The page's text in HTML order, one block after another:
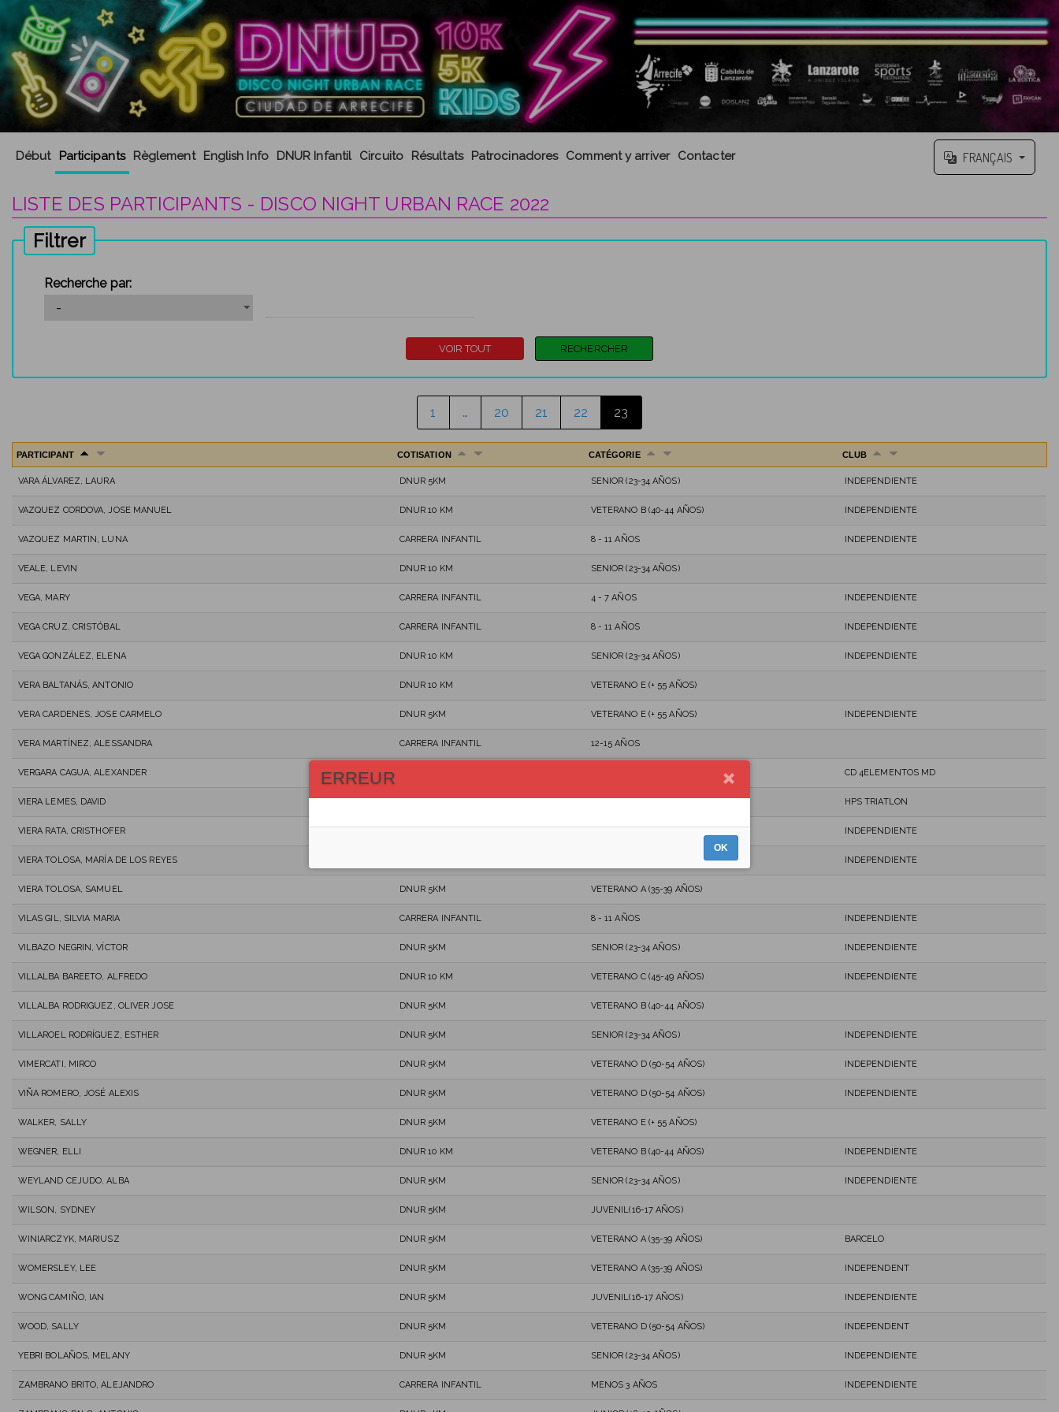
Début Participants Règlement English Info DNUR Infantil Circuito Résultats Patrocinadores Comment y arriver Contacter FRANÇAIS
LISTE DES PARTICIPANTS - DISCO NIGHT URBAN RACE 2022
Filtrer
Recherche par:
1 … 20 21 22 23
PARTICIPANT COTISATION CATÉGORIE CLUB
VARA ÁLVAREZ, LAURA DNUR 5KM SENIOR (23-34 AÑOS) INDEPENDIENTE
VAZQUEZ CORDOVA, JOSE MANUEL DNUR 10 KM VETERANO B (40-44 AÑOS) INDEPENDIENTE
VAZQUEZ MARTIN, LUNA CARRERA INFANTIL 8 - 11 AÑOS INDEPENDIENTE
VEALE, LEVIN DNUR 10 KM SENIOR (23-34 AÑOS)
VEGA, MARY CARRERA INFANTIL 4 - 7 AÑOS INDEPENDIENTE
VEGA CRUZ, CRISTÓBAL CARRERA INFANTIL 8 - 11 AÑOS INDEPENDIENTE
VEGA GONZÁLEZ, ELENA DNUR 10 KM SENIOR (23-34 AÑOS) INDEPENDIENTE
VERA BALTANÁS, ANTONIO DNUR 10 KM VETERANO E (+ 55 AÑOS)
VERA CARDENES, JOSE CARMELO DNUR 5KM VETERANO E (+ 55 AÑOS) INDEPENDIENTE
VERA MARTÍNEZ, ALESSANDRA CARRERA INFANTIL 12-15 AÑOS
VERGARA CAGUA, ALEXANDER CD 4ELEMENTOS MD
VIERA LEMES, DAVID DNUR 10 KM SENIOR (23-34 AÑOS) HPS TRIATLON
VIERA RATA, CRISTHOFER DNUR 5KM VETERANO A (35-39 AÑOS) INDEPENDIENTE
VIERA TOLOSA, MARÍA DE LOS REYES VETERANO D (50-54 AÑOS) INDEPENDIENTE
VIERA TOLOSA, SAMUEL DNUR 5KM VETERANO A (35-39 AÑOS)
VILAS GIL, SILVIA MARIA CARRERA INFANTIL 8 - 11 AÑOS INDEPENDIENTE
VILBAZO NEGRIN, VÍCTOR DNUR 5KM SENIOR (23-34 AÑOS) INDEPENDIENTE
VILLALBA BAREETO, ALFREDO DNUR 10 KM VETERANO C (45-49 AÑOS) INDEPENDIENTE
VILLALBA RODRIGUEZ, OLIVER JOSE DNUR 5KM VETERANO B (40-44 AÑOS)
VILLAROEL RODRÍGUEZ, ESTHER DNUR 5KM SENIOR (23-34 AÑOS) INDEPENDIENTE
VIMERCATI, MIRCO DNUR 5KM VETERANO D (50-54 AÑOS) INDEPENDIENTE
VIÑA ROMERO, JOSÉ ALEXIS DNUR 5KM VETERANO D (50-54 AÑOS) INDEPENDIENTE
WALKER, SALLY DNUR 5KM VETERANO E (+ 55 AÑOS)
WEGNER, ELLI DNUR 10 KM VETERANO B (40-44 AÑOS) INDEPENDIENTE
WEYLAND CEJUDO, ALBA DNUR 5KM SENIOR (23-34 AÑOS) INDEPENDIENTE
WILSON, SYDNEY DNUR 5KM JUVENIL(16-17 AÑOS)
WINIARCZYK, MARIUSZ DNUR 5KM VETERANO A (35-39 AÑOS) BARCELO
WOMERSLEY, LEE DNUR 5KM VETERANO A (35-39 AÑOS) INDEPENDENT
WONG CAMIÑO, IAN DNUR 5KM JUVENIL(16-17 AÑOS) INDEPENDIENTE
WOOD, SALLY DNUR 5KM VETERANO D (50-54 AÑOS) INDEPENDENT
YEBRI BOLAÑOS, MELANY DNUR 5KM SENIOR (23-34 AÑOS) INDEPENDIENTE
ZAMBRANO BRITO, ALEJANDRO CARRERA INFANTIL MENOS 3 AÑOS INDEPENDIENTE
ERREUR
OK